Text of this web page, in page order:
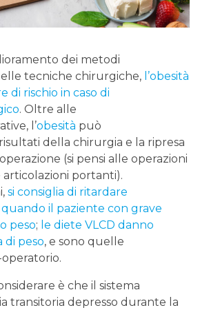
dei metodi
tecniche chirurgiche, l’obesità
di rischio in caso di
. Oltre alle
l’obesità può
della chirurgia e la ripresa
(si pensi alle operazioni
portanti).
si consiglia di ritardare
quando il paziente con grave
peso; le diete VLCD danno
di peso, e sono quelle
è che il sistema
transitoria depresso durante la